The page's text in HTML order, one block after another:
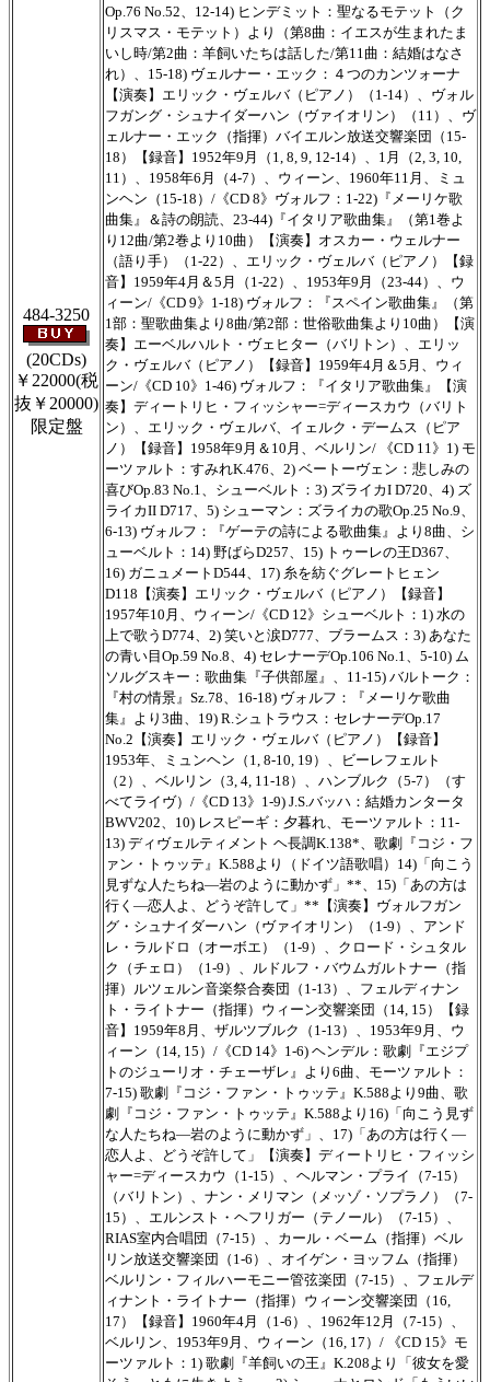
484-3250
(20CDs)
￥22000(税
抜￥20000)
限定盤
Op.76 No.52、12-14) ヒンデミット：聖なるモテット（ク
リスマス・モテット）より（第8曲：イエスが生まれたま
いし時/第2曲：羊飼いたちは話した/第11曲：結婚はなさ
れ）、15-18) ヴェルナー・エック：４つのカンツォーナ
【演奏】エリック・ヴェルバ（ピアノ）（1-14）、ヴォル
フガング・シュナイダーハン（ヴァイオリン）（11）、ヴ
ェルナー・エック（指揮）バイエルン放送交響楽団（15-
18）【録音】1952年9月（1, 8, 9, 12-14）、1月（2, 3, 10,
11）、1958年6月（4-7）、ウィーン、1960年11月、ミュ
ンヘン（15-18）/《CD 8》ヴォルフ：1-22)『メーリケ歌
曲集』＆詩の朗読、23-44)『イタリア歌曲集』（第1巻よ
り12曲/第2巻より10曲）【演奏】オスカー・ウェルナー
（語り手）（1-22）、エリック・ヴェルバ（ピアノ）【録
音】1959年4月＆5月（1-22）、1953年9月（23-44）、ウ
ィーン/《CD 9》1-18) ヴォルフ：『スペイン歌曲集』（第
1部：聖歌曲集より8曲/第2部：世俗歌曲集より10曲）【演
奏】エーベルハルト・ヴェヒター（バリトン）、エリッ
ク・ヴェルバ（ピアノ）【録音】1959年4月＆5月、ウィ
ーン/《CD 10》1-46) ヴォルフ：『イタリア歌曲集』【演
奏】ディートリヒ・フィッシャー=ディースカウ（バリト
ン）、エリック・ヴェルバ、イェルク・デームス（ピア
ノ）【録音】1958年9月＆10月、ベルリン/ 《CD 11》1) モ
ーツァルト：すみれK.476、2) ベートーヴェン：悲しみの
喜びOp.83 No.1、シューベルト：3) ズライカI D720、4) ズ
ライカII D717、5) シューマン：ズライカの歌Op.25 No.9、
6-13) ヴォルフ：『ゲーテの詩による歌曲集』より8曲、シ
ューベルト：14) 野ばらD257、15) トゥーレの王D367、
16) ガニュメートD544、17) 糸を紡ぐグレートヒェン
D118【演奏】エリック・ヴェルバ（ピアノ）【録音】
1957年10月、ウィーン/《CD 12》シューベルト：1) 水の
上で歌うD774、2) 笑いと涙D777、ブラームス：3) あなた
の青い目Op.59 No.8、4) セレナーデOp.106 No.1、5-10) ム
ソルグスキー：歌曲集『子供部屋』、11-15) バルトーク：
『村の情景』Sz.78、16-18) ヴォルフ：『メーリケ歌曲
集』より3曲、19) R.シュトラウス：セレナーデOp.17
No.2【演奏】エリック・ヴェルバ（ピアノ）【録音】
1953年、ミュンヘン（1, 8-10, 19）、ビーレフェルト
（2）、ベルリン（3, 4, 11-18）、ハンブルク（5-7）（す
べてライヴ）/《CD 13》1-9) J.S.バッハ：結婚カンタータ
BWV202、10) レスピーギ：夕暮れ、モーツァルト：11-
13) ディヴェルティメント ヘ長調K.138*、歌劇『コジ・フ
ァン・トゥッテ』K.588より（ドイツ語歌唱）14)「向こう
見ずな人たちね―岩のように動かず」**、15)「あの方は
行く―恋人よ、どうぞ許して」**【演奏】ヴォルフガン
グ・シュナイダーハン（ヴァイオリン）（1-9）、アンド
レ・ラルドロ（オーボエ）（1-9）、クロード・シュタル
ク（チェロ）（1-9）、ルドルフ・バウムガルトナー（指
揮）ルツェルン音楽祭合奏団（1-13）、フェルディナン
ト・ライトナー（指揮）ウィーン交響楽団（14, 15）【録
音】1959年8月、ザルツブルク（1-13）、1953年9月、ウ
ィーン（14, 15）/《CD 14》1-6) ヘンデル：歌劇『エジプ
トのジューリオ・チェーザレ』より6曲、モーツァルト：
7-15) 歌劇『コジ・ファン・トゥッテ』K.588より9曲、歌
劇『コジ・ファン・トゥッテ』K.588より16)「向こう見ず
な人たちね―岩のように動かず」、17)「あの方は行く―
恋人よ、どうぞ許して」【演奏】ディートリヒ・フィッシ
ャー=ディースカウ（1-15）、ヘルマン・プライ（7-15）
（バリトン）、ナン・メリマン（メッゾ・ソプラノ）（7-
15）、エルンスト・ヘフリガー（テノール）（7-15）、
RIAS室内合唱団（7-15）、カール・ベーム（指揮）ベル
リン放送交響楽団（1-6）、オイゲン・ヨッフム（指揮）
ベルリン・フィルハーモニー管弦楽団（7-15）、フェルデ
ィナント・ライトナー（指揮）ウィーン交響楽団（16,
17）【録音】1960年4月（1-6）、1962年12月（7-15）、
ベルリン、1953年9月、ウィーン（16, 17）/ 《CD 15》モ
ーツァルト：1) 歌劇『羊飼いの王』K.208より「彼女を愛